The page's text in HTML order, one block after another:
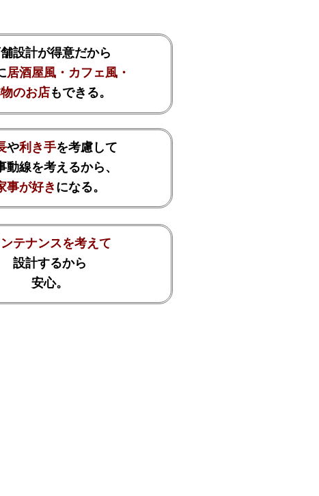
設計が得意だから
居酒屋風・ カフェ風・
のお店もできる。
や利き手を考慮して
動線を考えるから、
事が好き になる。
ンテナンスを考えて
設計するから
安心。